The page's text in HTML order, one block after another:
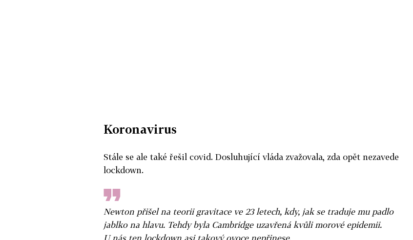
Koronavirus
Stále se ale také řešil covid. Dosluhující vláda zvažovala, zda opět nezavede
lockdown.
Newton přišel na teorii gravitace ve 23 letech, kdy, jak se traduje mu padlo
jablko na hlavu. Tehdy byla Cambridge uzavřená kvůli morové epidemii.
U nás ten lockdown asi takový ovoce nepřinese.